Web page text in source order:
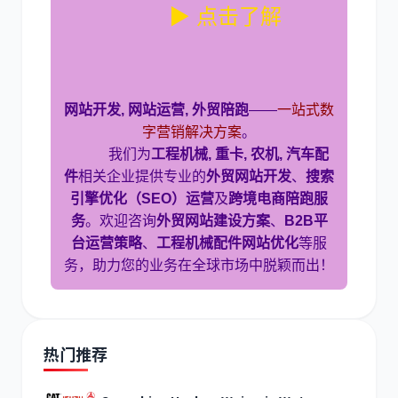
▶ 点击了解
网站开发, 网站运营, 外贸陪跑——一站式数
字营销解决方案。
我们为工程机械, 重卡, 农机, 汽车配
件相关企业提供专业的外贸网站开发、 搜索
引擎优化（SEO）运营及跨境电商陪跑服
务。欢迎咨询外贸网站建设方案、
B2B平
台运营策略、 工程机械配件网站优化等服
务，助力您的业务在全球市场中脱颖而出！
热门推荐